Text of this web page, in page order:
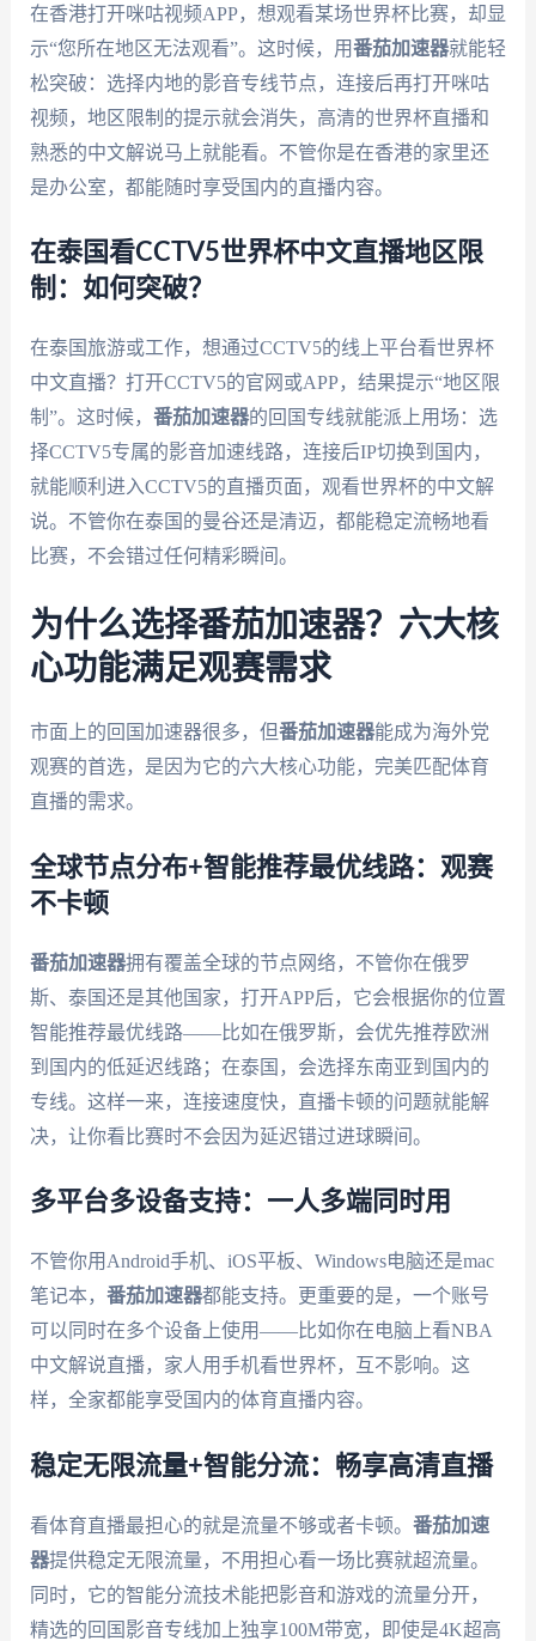
在香港打开咪咕视频APP，想观看某场世界杯比赛，却显
示“您所在地区无法观看”。这时候，用番茄加速器就能轻
松突破：选择内地的影音专线节点，连接后再打开咪咕
视频，地区限制的提示就会消失，高清的世界杯直播和
熟悉的中文解说马上就能看。不管你是在香港的家里还
是办公室，都能随时享受国内的直播内容。
在泰国看CCTV5世界杯中文直播地区限
制：如何突破？
在泰国旅游或工作，想通过CCTV5的线上平台看世界杯
中文直播？打开CCTV5的官网或APP，结果提示“地区限
制”。这时候， 番茄加速器的回国专线就能派上用场：选
择CCTV5专属的影音加速线路，连接后IP切换到国内，
就能顺利进入CCTV5的直播页面，观看世界杯的中文解
说。不管你在泰国的曼谷还是清迈，都能稳定流畅地看
比赛，不会错过任何精彩瞬间。
为什么选择番茄加速器？六大核
心功能满足观赛需求
市面上的回国加速器很多，但番茄加速器能成为海外党
观赛的首选，是因为它的六大核心功能，完美匹配体育
直播的需求。
全球节点分布+智能推荐最优线路：观赛
不卡顿
番茄加速器拥有覆盖全球的节点网络，不管你在俄罗
斯、泰国还是其他国家，打开APP后，它会根据你的位置
智能推荐最优线路——比如在俄罗斯，会优先推荐欧洲
到国内的低延迟线路；在泰国，会选择东南亚到国内的
专线。这样一来，连接速度快，直播卡顿的问题就能解
决，让你看比赛时不会因为延迟错过进球瞬间。
多平台多设备支持：一人多端同时用
不管你用Android手机、iOS平板、Windows电脑还是mac
笔记本， 番茄加速器都能支持。更重要的是，一个账号
可以同时在多个设备上使用——比如你在电脑上看NBA
中文解说直播，家人用手机看世界杯，互不影响。这
样，全家都能享受国内的体育直播内容。
稳定无限流量+智能分流：畅享高清直播
看体育直播最担心的就是流量不够或者卡顿。 番茄加速
器提供稳定无限流量，不用担心看一场比赛就超流量。
同时，它的智能分流技术能把影音和游戏的流量分开，
精选的回国影音专线加上独享100M带宽，即使是4K超高